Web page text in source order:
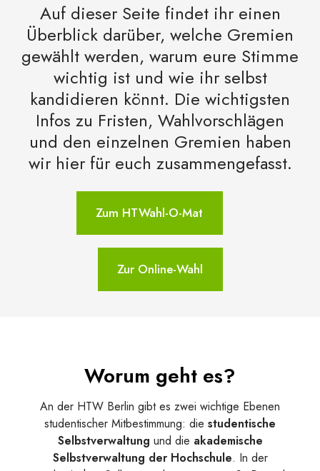
Auf dieser Seite findet ihr einen
Überblick darüber, welche Gremien
gewählt werden, warum eure Stimme
wichtig ist und wie ihr selbst
kandidieren könnt. Die wichtigsten
Infos zu Fristen, Wahlvorschlägen
und den einzelnen Gremien haben
wir hier für euch zusammengefasst.
Zum HTWahl-O-Mat
Zur Online-Wahl
Worum geht es?
An der HTW Berlin gibt es zwei wichtige Ebenen
studentischer Mitbestimmung: die studentische
Selbstverwaltung und die akademische
Selbstverwaltung der Hochschule. In der